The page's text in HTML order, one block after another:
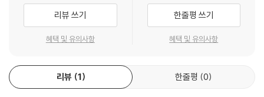
※ 컬러 디스크
아래에 해당하는 경우는 불량이 아니므로 개봉 후 반품/교환이 불가합니
2) 컬러 디스크의 특성상 제작 공정시 앨범마다 색상 차이가 나는 경우도
있습니다.
리뷰 쓰기
혜택 및 유의사항
한줄평 쓰기
혜택 및 유의사항
리뷰 1 한줄평 0